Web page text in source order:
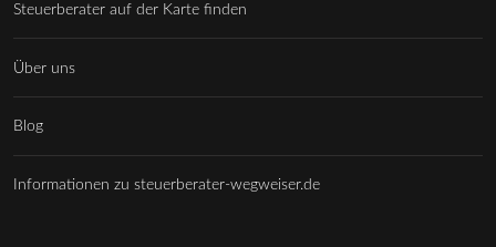
Steuerberater auf der Karte finden
Über uns
Blog
Informationen zu steuerberater-wegweiser.de